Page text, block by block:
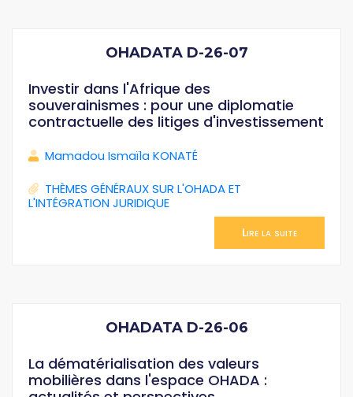
OHADATA D-26-07
Investir dans l'Afrique des
souverainismes : pour une diplomatie
contractuelle des litiges d'investissement
Mamadou Ismaïla KONATÉ
THÈMES GÉNÉRAUX SUR L'OHADA ET
L'INTÉGRATION JURIDIQUE
Lire la suite
OHADATA D-26-06
La dématérialisation des valeurs
mobilières dans l'espace OHADA :